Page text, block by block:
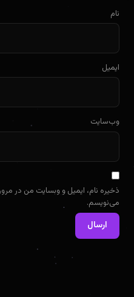
نام
ایمیل
وب‌سایت
ذخیره نام، ایمیل و وبسایت من در
می‌نویسم.